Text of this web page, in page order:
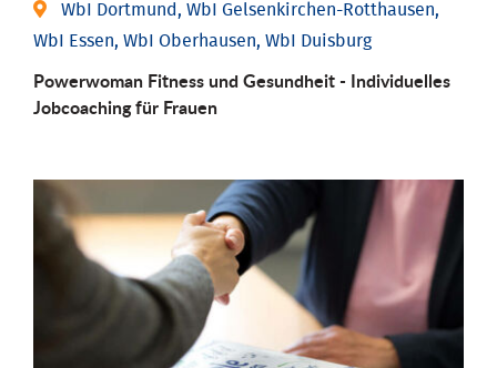
WbI Dortmund, WbI Gelsenkirchen-Rotthausen,
WbI Essen, WbI Oberhausen, WbI Duisburg
Powerwoman Fitness und Gesund­heit - Individu­elles
Job­coaching für Frauen